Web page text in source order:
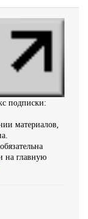
подписки:
материалов,
на главную